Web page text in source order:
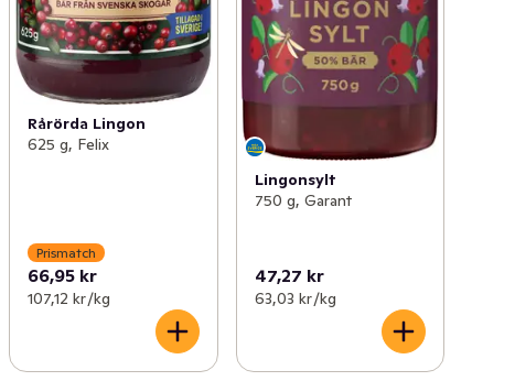
Rårörda Lingon
625 g, Felix
Prismatch
66,95 kr
107,12 kr /kg
Lingonsylt
750 g, Garant
47,27 kr
63,03 kr /kg